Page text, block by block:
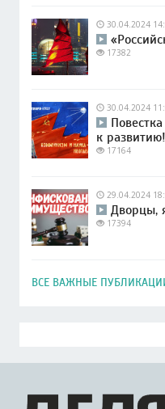
30.04.2024
17382
30.04.2024
к развитию!
17164
29.04.2024
Дворцы,
17394
ВСЕ ВАЖНЫЕ